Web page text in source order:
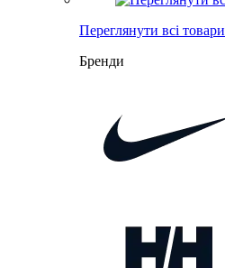
Переглянути всі товари
Бренди